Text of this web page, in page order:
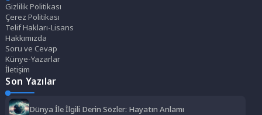
Gizlilik Politikası
Çerez Politikası
Telif Hakları-Lisans
Hakkımızda
Soru ve Cevap
Künye-Yazarlar
İletişim
Son Yazılar
Dünya İle İlgili Derin Sözler: Hayatın Anlamı